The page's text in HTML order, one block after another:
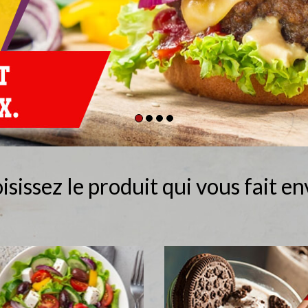
le produit qui vous fait